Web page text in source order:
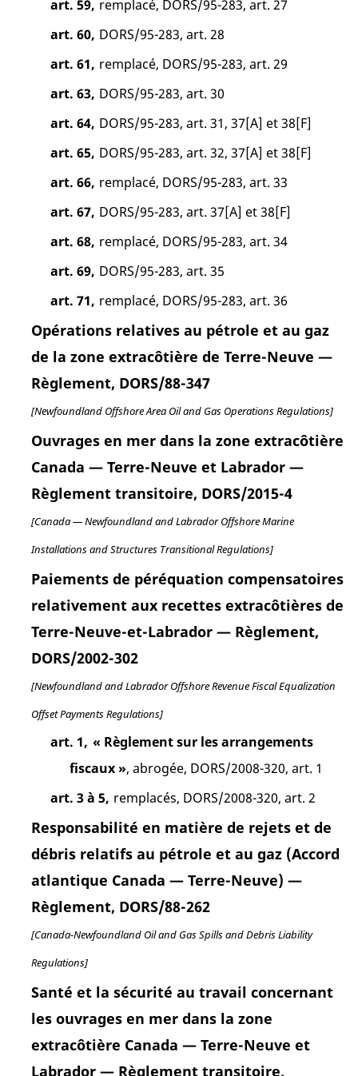
art. 59, remplacé, DORS/95-283, art. 27
art. 60, DORS/95-283, art. 28
art. 61, remplacé, DORS/95-283, art. 29
art. 63, DORS/95-283, art. 30
art. 64, DORS/95-283, art. 31, 37[A] et 38[F]
art. 65, DORS/95-283, art. 32, 37[A] et 38[F]
art. 66, remplacé, DORS/95-283, art. 33
art. 67, DORS/95-283, art. 37[A] et 38[F]
art. 68, remplacé, DORS/95-283, art. 34
art. 69, DORS/95-283, art. 35
art. 71, remplacé, DORS/95-283, art. 36
Opérations relatives au pétrole et au gaz
de la zone extracôtière de Terre-Neuve —
Règlement, DORS/88-347
[Newfoundland Offshore Area Oil and Gas Operations Regulations]
Ouvrages en mer dans la zone extracôtière
Canada — Terre-Neuve et Labrador —
Règlement transitoire, DORS/2015-4
[Canada — Newfoundland and Labrador Offshore Marine
Installations and Structures Transitional Regulations]
Paiements de péréquation compensatoires
relativement aux recettes extracôtières de
Terre-Neuve-et-Labrador — Règlement,
DORS/2002-302
[Newfoundland and Labrador Offshore Revenue Fiscal Equalization
Offset Payments Regulations]
art. 1, « Règlement sur les arrangements
fiscaux » , abrogée, DORS/2008-320, art. 1
art. 3 à 5, remplacés, DORS/2008-320, art. 2
Responsabilité en matière de rejets et de
débris relatifs au pétrole et au gaz (Accord
atlantique Canada — Terre-Neuve) —
Règlement, DORS/88-262
[Canada-Newfoundland Oil and Gas Spills and Debris Liability
Regulations]
Santé et la sécurité au travail concernant
les ouvrages en mer dans la zone
extracôtière Canada — Terre-Neuve et
Labrador — Règlement transitoire,